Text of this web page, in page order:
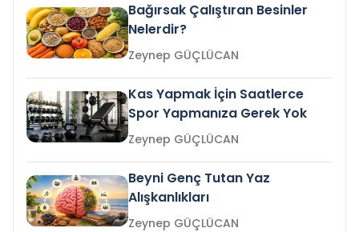
Bağırsak Çalıştıran Besinler
Nelerdir?
Zeynep GÜÇLÜCAN
Kas Yapmak İçin Saatlerce
Spor Yapmanıza Gerek Yok
Zeynep GÜÇLÜCAN
Beyni Genç Tutan Yaz
Alışkanlıkları
Zeynep GÜÇLÜCAN